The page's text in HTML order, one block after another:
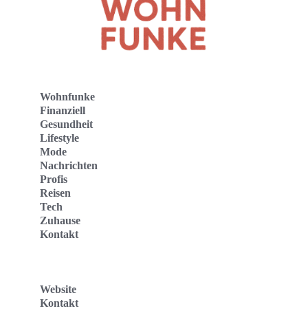
Wohnfunke
Finanziell
Gesundheit
Lifestyle
Mode
Nachrichten
Profis
Reisen
Tech
Zuhause
Kontakt
Website
Kontakt